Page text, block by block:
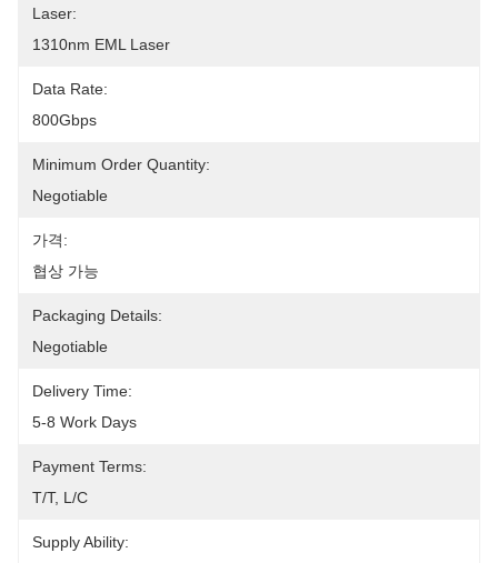
Laser:
1310nm EML Laser
Data Rate:
800Gbps
Minimum Order Quantity:
Negotiable
가격:
협상 가능
Packaging Details:
Negotiable
Delivery Time:
5-8 Work Days
Payment Terms:
T/T, L/C
Supply Ability: